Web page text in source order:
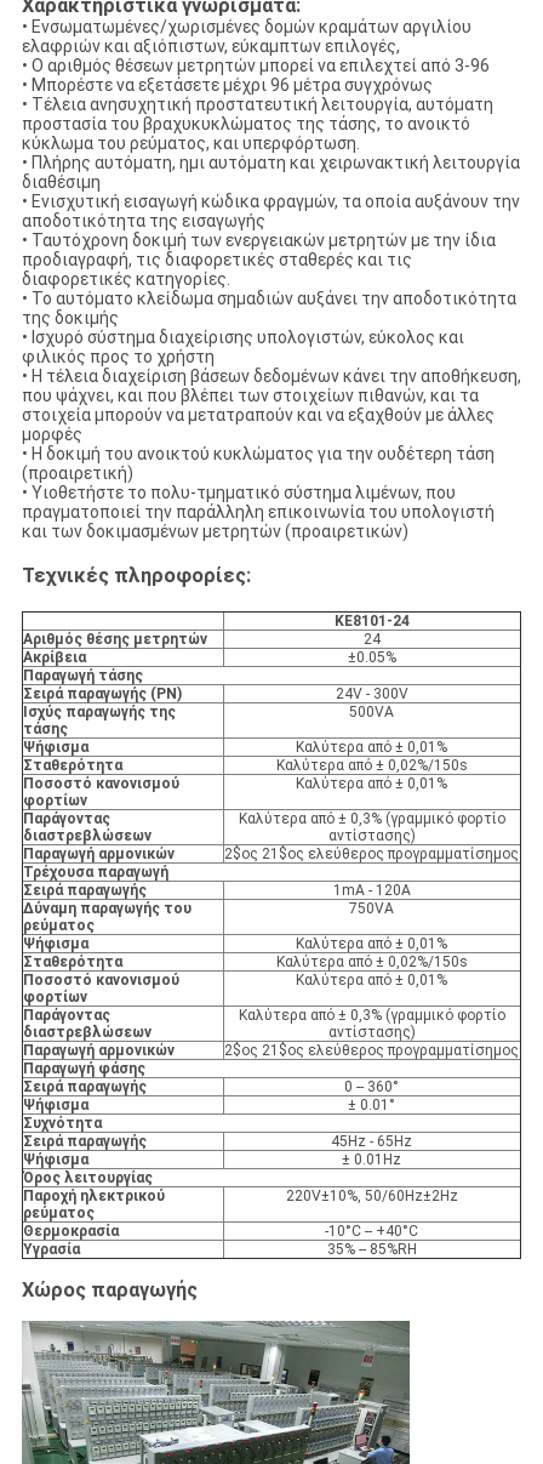
Χαρακτηριστικά γνωρίσματα:
• Ενσωματωμένες/χωρισμένες δομών κραμάτων αργιλίου
ελαφριών και αξιόπιστων, εύκαμπτων επιλογές,
• Ο αριθμός θέσεων μετρητών μπορεί να επιλεχτεί από 3-96
• Μπορέστε να εξετάσετε μέχρι 96 μέτρα συγχρόνως
• Τέλεια ανησυχητική προστατευτική λειτουργία, αυτόματη
προστασία του βραχυκυκλώματος της τάσης, το ανοικτό
κύκλωμα του ρεύματος, και υπερφόρτωση.
• Πλήρης αυτόματη, ημι αυτόματη και χειρωνακτική λειτουργία
διαθέσιμη
• Ενισχυτική εισαγωγή κώδικα φραγμών, τα οποία αυξάνουν την
αποδοτικότητα της εισαγωγής
• Ταυτόχρονη δοκιμή των ενεργειακών μετρητών με την ίδια
προδιαγραφή, τις διαφορετικές σταθερές και τις
διαφορετικές κατηγορίες.
• Το αυτόματο κλείδωμα σημαδιών αυξάνει την αποδοτικότητα
της δοκιμής
• Ισχυρό σύστημα διαχείρισης υπολογιστών, εύκολος και
φιλικός προς το χρήστη
• Η τέλεια διαχείριση βάσεων δεδομένων κάνει την αποθήκευση,
που ψάχνει, και που βλέπει των στοιχείων πιθανών, και τα
στοιχεία μπορούν να μετατραπούν και να εξαχθούν με άλλες
μορφές
• Η δοκιμή του ανοικτού κυκλώματος για την ουδέτερη τάση
(προαιρετική)
• Υιοθετήστε το πολυ-τμηματικό σύστημα λιμένων, που
πραγματοποιεί την παράλληλη επικοινωνία του υπολογιστή
και των δοκιμασμένων μετρητών (προαιρετικών)
Τεχνικές πληροφορίες:
KE8101-24
Αριθμός θέσης μετρητών
24
Ακρίβεια
±0.05%
Παραγωγή τάσης
Σειρά παραγωγής (PN)
24V - 300V
Ισχύς παραγωγής της
τάσης
500VA
Ψήφισμα
Καλύτερα από ± 0,01%
Σταθερότητα
Καλύτερα από ± 0,02%/150s
Ποσοστό κανονισμού
φορτίων
Καλύτερα από ± 0,01%
Παράγοντας
διαστρεβλώσεων
Καλύτερα από ± 0,3% (γραμμικό φορτίο
αντίστασης)
Παραγωγή αρμονικών
2$ος 21$ος ελεύθερος προγραμματίσημος
Τρέχουσα παραγωγή
Σειρά παραγωγής
1mA - 120A
Δύναμη παραγωγής του
ρεύματος
750VA
Ψήφισμα
Καλύτερα από ± 0,01%
Σταθερότητα
Καλύτερα από ± 0,02%/150s
Ποσοστό κανονισμού
φορτίων
Καλύτερα από ± 0,01%
Παράγοντας
διαστρεβλώσεων
Καλύτερα από ± 0,3% (γραμμικό φορτίο
αντίστασης)
Παραγωγή αρμονικών
2$ος 21$ος ελεύθερος προγραμματίσημος
Παραγωγή φάσης
Σειρά παραγωγής
0 -- 360°
Ψήφισμα
± 0.01°
Συχνότητα
Σειρά παραγωγής
45Hz - 65Hz
Ψήφισμα
± 0.01Hz
Όρος λειτουργίας
Παροχή ηλεκτρικού
ρεύματος
220V±10%, 50/60Hz±2Hz
Θερμοκρασία
-10°C -- +40°C
Υγρασία
35% -- 85%RH
Χώρος παραγωγής